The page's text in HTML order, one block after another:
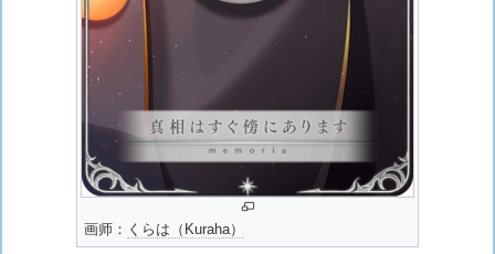
画师： くらは（Kuraha）